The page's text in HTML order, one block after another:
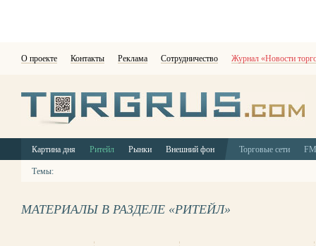
О проекте Контакты Реклама Сотрудничество Журнал «Новости
Картина дня Ритейл Рынки Внешний фон Торговые сети
Темы:
МАТЕРИАЛЫ В РАЗДЕЛЕ «РИТЕЙЛ»